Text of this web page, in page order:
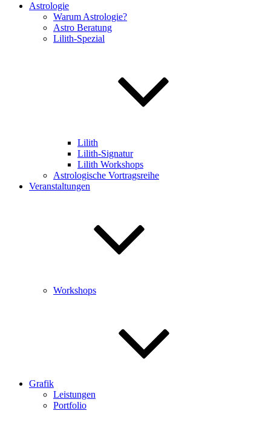
Astrologie
Warum Astrologie?
Astro Beratung
Lilith-Spezial
Lilith
Lilith-Signatur
Lilith Workshops
Astrologische Vortragsreihe
Veranstaltungen
Workshops
Grafik
Leistungen
Portfolio